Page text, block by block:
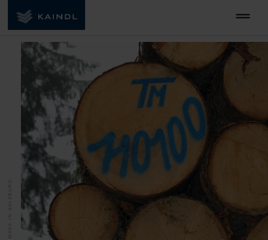
MADE IN SALZBURG.